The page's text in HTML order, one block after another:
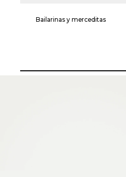
Bailarinas y merceditas